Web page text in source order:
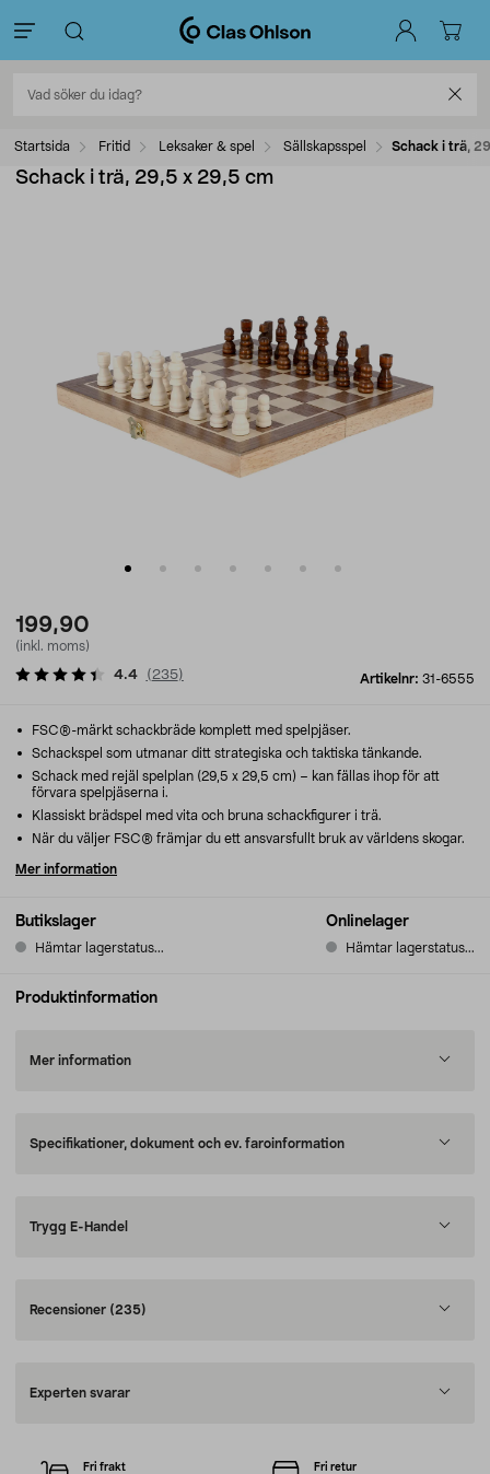
Startsida Fritid Leksaker & spel Sällskapsspel Schack i trä,
Schack i trä, 29,5 x 29,5 cm
199,90
(inkl. moms)
Artikelnr: 31-6555
4.4 ( 235)
Butikslager
Hämtar lagerstatus...
Onlinelager
Hämtar lagerstatus...
FSC®-märkt schackbräde komplett med spelpjäser.
Schackspel som utmanar ditt strategiska och taktiska tänkande.
Schack med rejäl spelplan (29,5 x 29,5 cm) – kan fällas ihop för att
förvara spelpjäserna i.
Klassiskt brädspel med vita och bruna schackfigurer i trä.
När du väljer FSC® främjar du ett ansvarsfullt bruk av världens skogar.
Mer information
Produktinformation
Mer information
Specifikationer, dokument och ev. faroinformation
Trygg E-Handel
Recensioner (235)
Experten svarar
Fri frakt Fri retur